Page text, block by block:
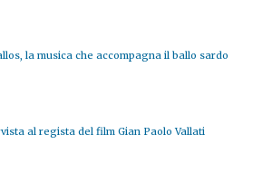
la musica che accompagna il ballo sardo
al regista del film Gian Paolo Vallati